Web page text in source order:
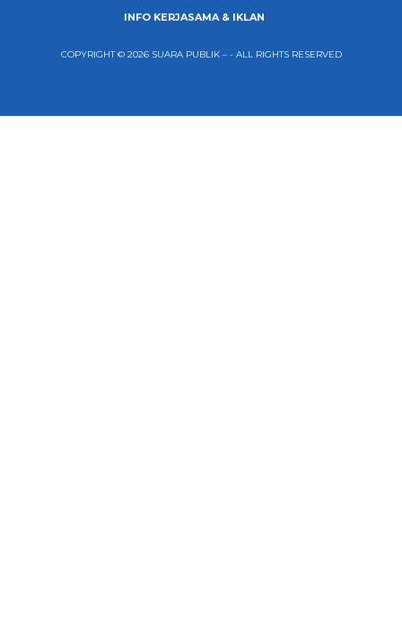
INFO KERJASAMA & IKLAN
COPYRIGHT © 2026 SUARA PUBLIK – - ALL RIGHTS RESERVED